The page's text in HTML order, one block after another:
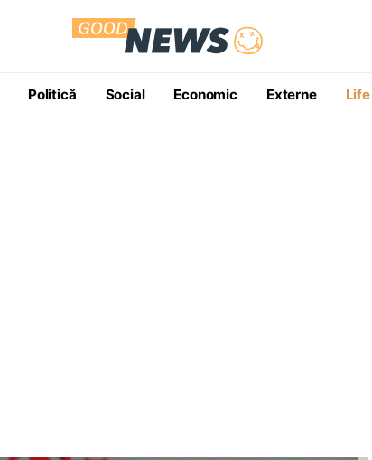
Politică Social Economic Externe